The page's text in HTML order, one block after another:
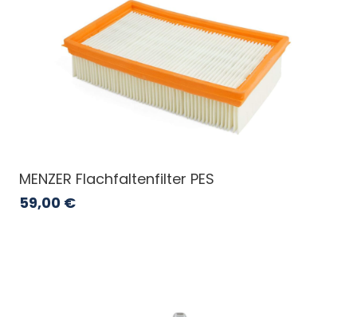
MENZER Flachfaltenfilter PES
59,00 €